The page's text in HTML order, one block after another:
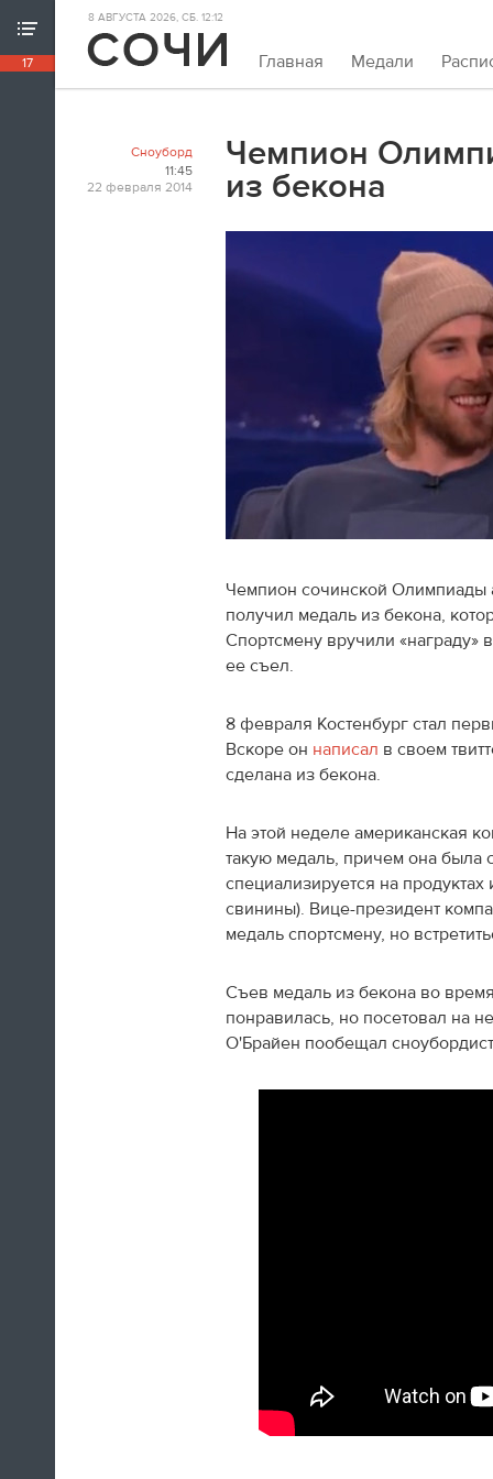
17
ХРОНИКА ИГР
18:39
закрытия заплакал. По хоккею.
Швед Эрик Карлссон (символическая
сборная хоккейного турнира) на пути из
Юлия Липницкая
8 АВГУСТА 2026, СБ. 12:12
Главная Медали
Сноуборд
11:45
22 февраля 2014
Чемпион
из бекона
Чемпион сочинской Олимпиады
получил медаль из бекона,
Спортсмену вручили «награду»
ее съел.
8 февраля Костенбург стал
Вскоре он написал в своем
сделана из бекона.
На этой неделе американская
такую медаль, причем она была
специализируется на
свинины). Вице-президент
медаль спортсмену, но
Съев медаль из бекона во
понравилась, но посетовал на
О'Брайен пообещал